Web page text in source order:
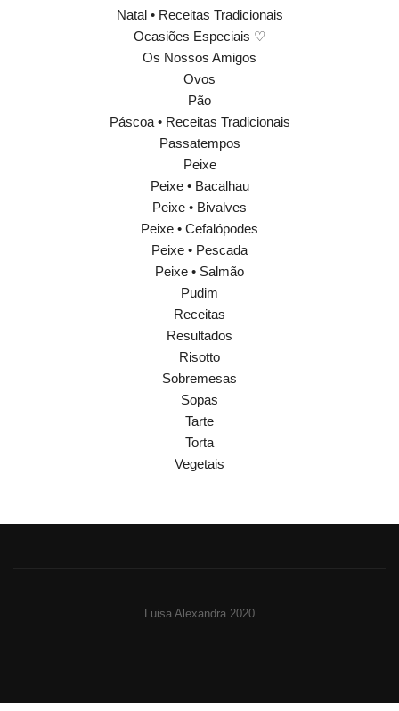
Natal • Receitas Tradicionais
Ocasiões Especiais ♡
Os Nossos Amigos
Ovos
Pão
Páscoa • Receitas Tradicionais
Passatempos
Peixe
Peixe • Bacalhau
Peixe • Bivalves
Peixe • Cefalópodes
Peixe • Pescada
Peixe • Salmão
Pudim
Receitas
Resultados
Risotto
Sobremesas
Sopas
Tarte
Torta
Vegetais
Luisa Alexandra 2020